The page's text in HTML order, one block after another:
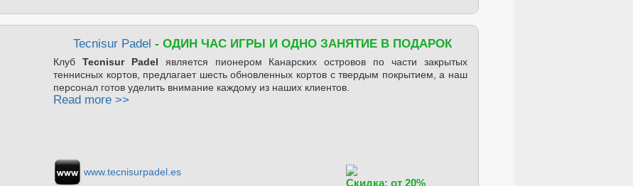
Tecnisur Padel - ОДИН ЧАС ИГРЫ И ОДНО ЗАНЯТИЕ В ПОДАРОК
Клуб Tecnisur Padel является пионером Канарских островов по части закрытых
теннисных кортов, предлагает шесть обновленных кортов с твердым покрытием, а наш
персонал готов уделить внимание каждому из наших клиентов.
Read more >>
www.tecnisurpadel.es
Скидка: от 20%